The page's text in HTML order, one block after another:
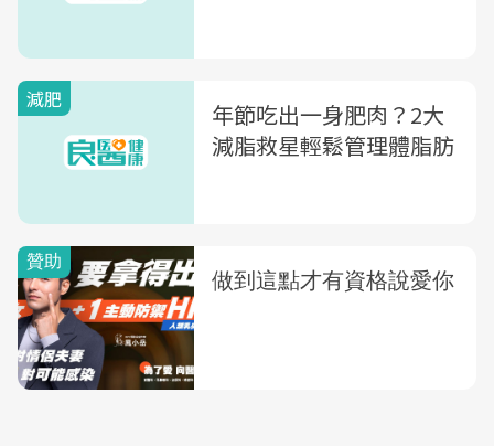
減肥
年節吃出一身肥肉？2大
減脂救星輕鬆管理體脂肪